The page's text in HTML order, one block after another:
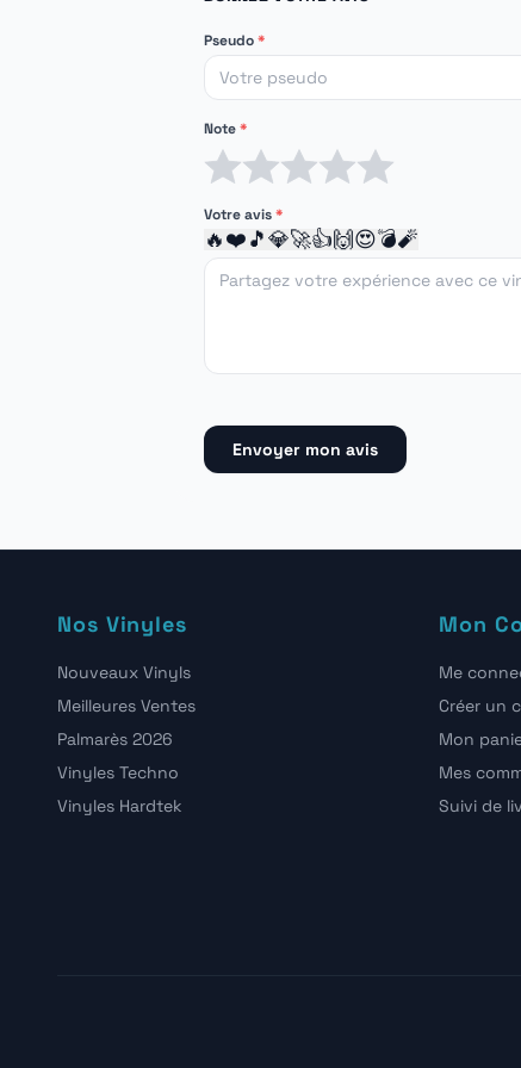
Pseudo*
Note*
Votre avis*
🔥❤️🎵💎🚀👍🙌😍💣🧨
Envoyer mon avis
Nos Vinyles
Nouveaux Vinyls
Meilleures Ventes
Palmarès 2026
Vinyles Techno
Vinyles Hardtek
Mon
Me
Créer un
Mon
Mes
Suivi de